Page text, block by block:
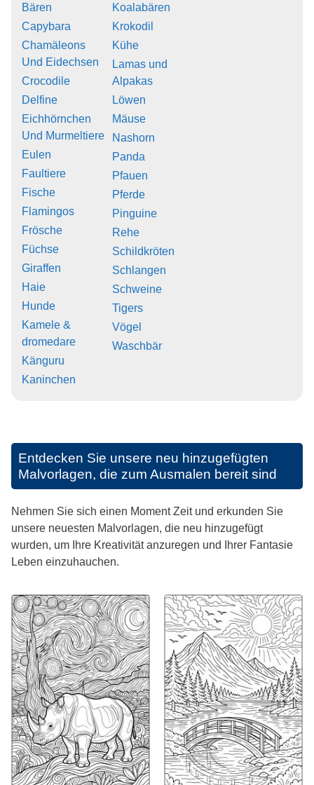
Bären
Capybara
Chamäleons
Und Eidechsen
Crocodile
Delfine
Eichhörnchen
Und Murmeltiere
Eulen
Faultiere
Fische
Flamingos
Frösche
Füchse
Giraffen
Haie
Hunde
Kamele &
dromedare
Känguru
Kaninchen
Koalabären
Krokodil
Kühe
Lamas und
Alpakas
Löwen
Mäuse
Nashorn
Panda
Pfauen
Pferde
Pinguine
Rehe
Schildkröten
Schlangen
Schweine
Tigers
Vögel
Waschbär
Entdecken Sie unsere neu hinzugefügten
Malvorlagen, die zum Ausmalen bereit sind
Nehmen Sie sich einen Moment Zeit und erkunden Sie
unsere neuesten Malvorlagen, die neu hinzugefügt
wurden, um Ihre Kreativität anzuregen und Ihrer Fantasie
Leben einzuhauchen.